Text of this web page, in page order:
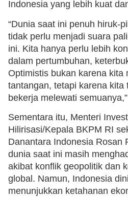
Indonesia yang lebih kuat
“Dunia saat ini penuh hiruk-
tidak perlu menjadi suara
ini. Kita hanya perlu lebih
dalam pertumbuhan,
Optimistis bukan karena kita
tantangan, tetapi karena kita
bekerja melewati
Sementara itu, Menteri
Hilirisasi/Kepala BKPM RI
Danantara Indonesia Rosan
dunia saat ini masih
akibat konflik geopolitik dan
global. Namun, Indonesia
menunjukkan ketahanan